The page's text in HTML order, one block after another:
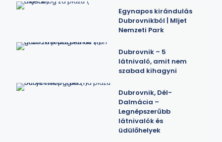
Egynapos kirándulás
Dubrovnikból | Mljet
Nemzeti Park
Dubrovnik – 5
látnivaló, amit nem
szabad kihagyni
Dubrovnik, Dél-
Dalmácia –
Legnépszerűbb
látnivalók és
üdülőhelyek